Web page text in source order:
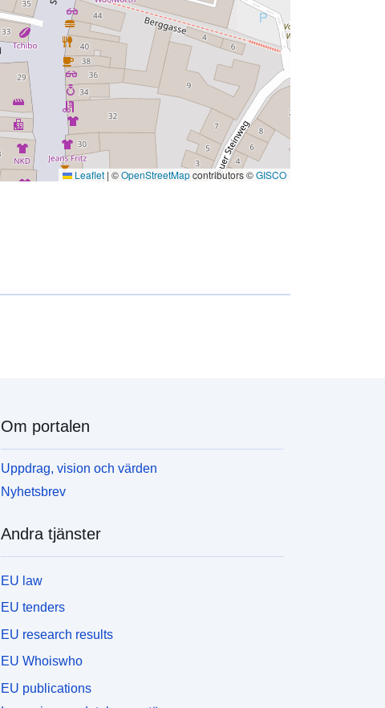
Leaflet | ©OpenStreetMapcontributors ©GISCO
Om portalen
Uppdrag, vision och värden
Nyhetsbrev
Andra tjänster
EU law
EU tenders
EU research results
EU Whoiswho
EU publications